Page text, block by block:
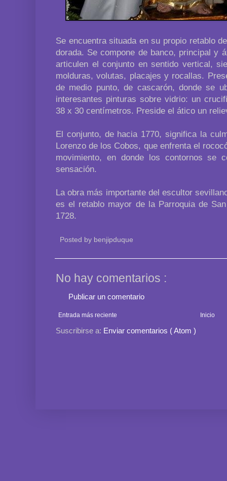
Se encuentra situada en su propio retablo
dorada. Se compone de banco, principal y
articulen el conjunto en sentido vertical,
molduras, volutas, placajes y rocallas.
de medio punto, de cascarón, donde se
interesantes pinturas sobre vidrio: un
38 x 30 centímetros. Preside el ático un
El conjunto, de hacia 1770, significa la
Lorenzo de los Cobos, que enfrenta el
movimiento, en donde los contornos se
sensación.
La obra más importante del escultor
es el retablo mayor de la Parroquia de
1728.
Posted by benjipduque
No hay comentarios :
Publicar un comentario
Entrada más reciente Inicio
Suscribirse a: Enviar comentarios ( Atom )